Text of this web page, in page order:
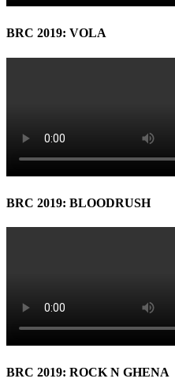
BRC 2019: VOLA
BRC 2019: BLOODRUSH
BRC 2019: ROCK N GHENA